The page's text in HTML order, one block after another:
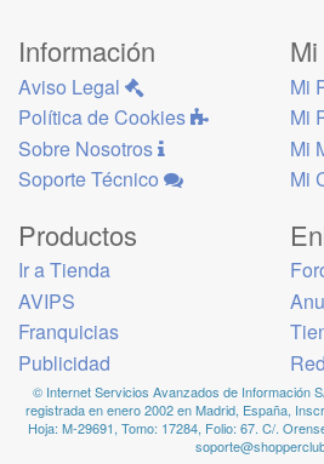
Información
Aviso Legal
Política de Cookies
Sobre Nosotros
Soporte Técnico
Mi
Mi
Mi
Mi
Productos
Ir a Tienda
AVIPS
Franquicias
Publicidad
© Internet Servicios Avanzados de Información
registrada en enero 2002 en Madrid, España,
Hoja: M-29691, Tomo: 17284, Folio: 67. C/.